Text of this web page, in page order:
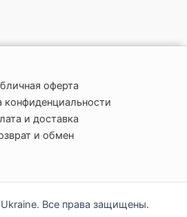
оферта
конфиденциальности
и доставка
и обмен
Все права защищены.